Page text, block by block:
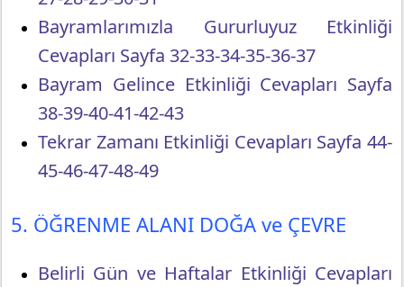
Bayramlarımızla Gururluyuz Etkinliği
Cevapları Sayfa 32-33-34-35-36-37
Bayram Gelince Etkinliği Cevapları Sayfa
38-39-40-41-42-43
Tekrar Zamanı Etkinliği Cevapları Sayfa 44-
45-46-47-48-49
5. ÖĞRENME ALANI DOĞA ve ÇEVRE
Belirli Gün ve Haftalar Etkinliği Cevapları